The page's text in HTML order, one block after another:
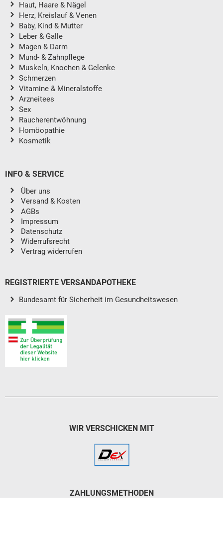
Haut, Haare & Nägel
Herz, Kreislauf & Venen
Baby, Kind & Mutter
Leber & Galle
Magen & Darm
Mund- & Zahnpflege
Muskeln, Knochen & Gelenke
Schmerzen
Vitamine & Mineralstoffe
Arzneitees
Sex
Raucherentwöhnung
Homöopathie
Kosmetik
INFO & SERVICE
Über uns
Versand & Kosten
AGBs
Impressum
Datenschutz
Widerrufsrecht
Vertrag widerrufen
REGISTRIERTE VERSANDAPOTHEKE
Bundesamt für Sicherheit im Gesundheitswesen
WIR VERSCHICKEN MIT
ZAHLUNGSMETHODEN